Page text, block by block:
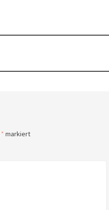
* markiert